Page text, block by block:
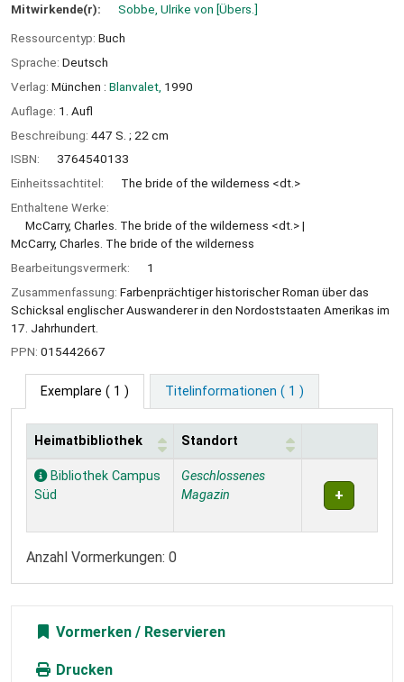
Mitwirkende(r): Sobbe, Ulrike von [Übers.]
Ressourcentyp: Buch
Sprache: Deutsch
Verlag: München : Blanvalet, 1990
Auflage: 1. Aufl
Beschreibung: 447 S. ; 22 cm
ISBN:
3764540133
Einheitssachtitel:
The bride of the wilderness <dt.>
Enthaltene Werke:
McCarry, Charles. The bride of the wilderness <dt.>
McCarry, Charles. The bride of the wilderness
Bearbeitungsvermerk:
1
Zusammenfassung: Farbenprächtiger historischer Roman über das
Schicksal englischer Auswanderer in den Nordoststaaten Amerikas im
17. Jahrhundert.
PPN: 015442667
Exemplare ( 1 ) Titelinformationen ( 1 )
Exemplare
Heimatbibliothek Standort
Bibliothek Campus
Süd
Geschlossenes
Magazin
Anzahl Vormerkungen: 0
Vormerken
Drucken